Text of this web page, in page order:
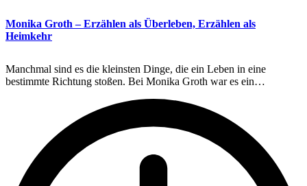
Monika Groth – Erzählen als Überleben, Erzählen als
Heimkehr
Manchmal sind es die kleinsten Dinge, die ein Leben in eine
bestimmte Richtung stoßen. Bei Monika Groth war es ein…